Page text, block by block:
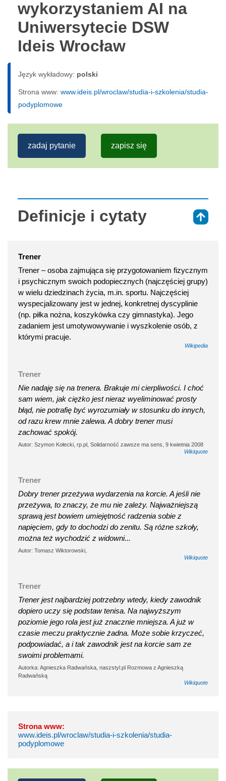
wykorzystaniem AI na
Uniwersytecie DSW
Ideis Wrocław
Język wykładowy: polski
Strona www: www.ideis.pl/wroclaw/studia-i-szkolenia/studia-
podyplomowe
zadaj pytanie zapisz się
Definicje i cytaty
Trener
Trener – osoba zajmująca się przygotowaniem fizycznym
i psychicznym swoich podopiecznych (najczęściej grupy)
w wielu dziedzinach życia, m.in. sportu. Najczęściej
wyspecjalizowany jest w jednej, konkretnej dyscyplinie
(np. piłka nożna, koszykówka czy gimnastyka). Jego
zadaniem jest umotywowywanie i wyszkolenie osób, z
którymi pracuje.
Wikipedia
Trener
Nie nadaję się na trenera. Brakuje mi cierpliwości. I choć
sam wiem, jak ciężko jest nieraz wyeliminować prosty
błąd, nie potrafię być wyrozumiały w stosunku do innych,
od razu krew mnie zalewa. A dobry trener musi
zachować spokój.
Autor: Szymon Kołecki, rp.pl, Solidarność zawsze ma sens, 9 kwietnia 2008
Wikiquote
Trener
Dobry trener przeżywa wydarzenia na korcie. A jeśli nie
przeżywa, to znaczy, że mu nie zależy. Najważniejszą
sprawą jest bowiem umiejętność radzenia sobie z
napięciem, gdy to dochodzi do zenitu. Są różne szkoły,
można też wychodzić z widowni...
Autor: Tomasz Wiktorowski,
Wikiquote
Trener
Trener jest najbardziej potrzebny wtedy, kiedy zawodnik
dopiero uczy się podstaw tenisa. Na najwyższym
poziomie jego rola jest już znacznie mniejsza. A już w
czasie meczu praktycznie żadna. Może sobie krzyczeć,
podpowiadać, a i tak zawodnik jest na korcie sam ze
swoimi problemami.
Autorka: Agnieszka Radwańska, naszstyl.pl Rozmowa z Agnieszką
Radwańską
Wikiquote
Strona www:
www.ideis.pl/wroclaw/studia-i-szkolenia/studia-
podyplomowe